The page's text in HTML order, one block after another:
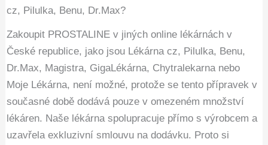
cz, Pilulka, Benu, Dr.Max?
Zakoupit PROSTALINE v jiných online lékárnách v
České republice, jako jsou Lékárna cz, Pilulka, Benu,
Dr.Max, Magistra, GigaLékárna, Chytralekarna nebo
Moje Lékárna, není možné, protože se tento přípravek v
současné době dodává pouze v omezeném množství
lékáren. Naše lékárna spolupracuje přímo s výrobcem a
uzavřela exkluzivní smlouvu na dodávku. Proto si